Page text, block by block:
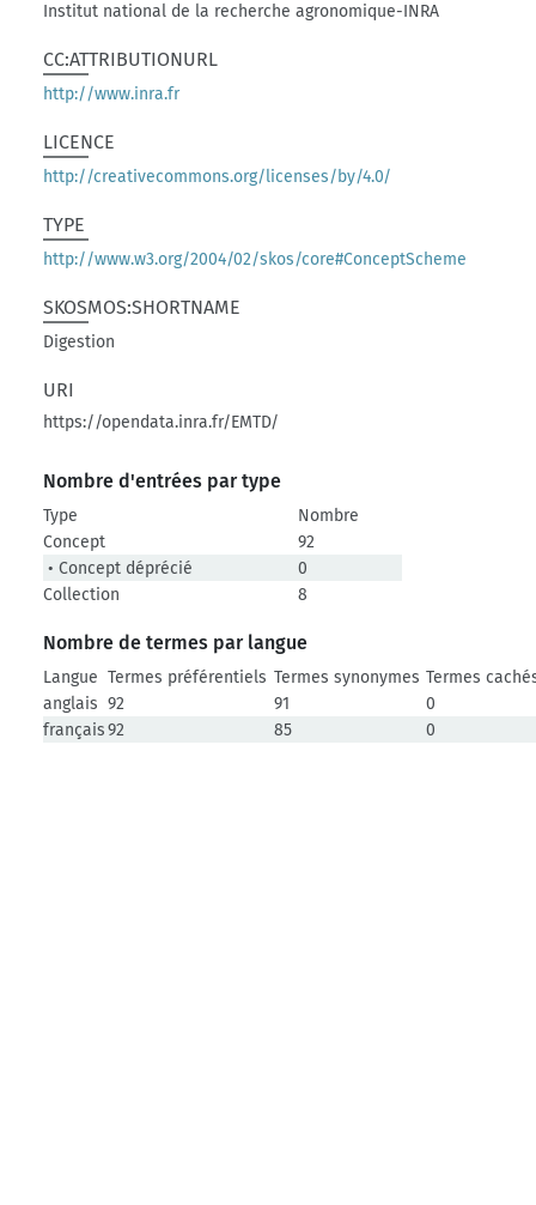
Institut national de la recherche agronomique-INRA
CC:ATTRIBUTIONURL
http://www.inra.fr
LICENCE
http://creativecommons.org/licenses/by/4.0/
TYPE
http://www.w3.org/2004/02/skos/core#ConceptScheme
SKOSMOS:SHORTNAME
Digestion
URI
https://opendata.inra.fr/EMTD/
Nombre d'entrées par type
Type
Nombre
Concept
92
• Concept déprécié
0
Collection
8
Nombre de termes par langue
Langue Termes préférentiels Termes synonymes Termes
anglais 92 91
0
français92 85 0